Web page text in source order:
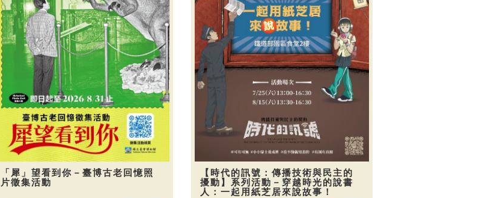
「犀」望看到你－臺博古老回憶照
片徵集活動
【時代的訊號：傳播技術與民主的
擾動】系列活動－穿越時光的說書
人：一起用紙芝居來說故事！